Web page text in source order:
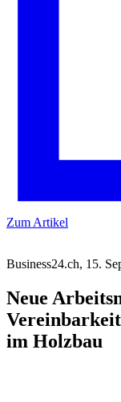
Zum Artikel
Business24.ch, 15.
Neue
im Holzbau